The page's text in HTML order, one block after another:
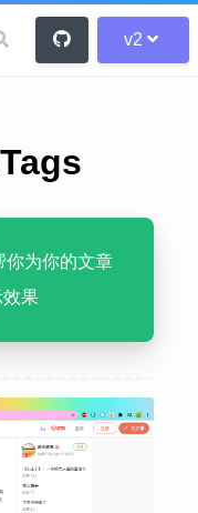
v2
你为你的文章
效果